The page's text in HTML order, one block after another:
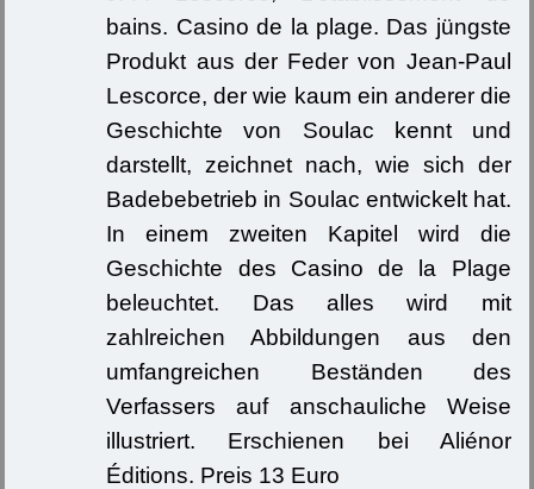
bains. Casino de la plage. Das jüngste
Produkt aus der Feder von Jean-Paul
Lescorce, der wie kaum ein anderer die
Geschichte von Soulac kennt und
darstellt, zeichnet nach, wie sich der
Badebebetrieb in Soulac entwickelt hat.
In einem zweiten Kapitel wird die
Geschichte des Casino de la Plage
beleuchtet. Das alles wird mit
zahlreichen Abbildungen aus den
umfangreichen Beständen des
Verfassers auf anschauliche Weise
illustriert. Erschienen bei Aliénor
Éditions. Preis 13 Euro